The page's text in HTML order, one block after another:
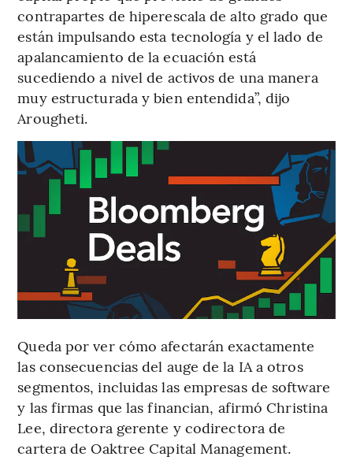
contrapartes de hiperescala de alto grado que
están impulsando esta tecnología y el lado de
apalancamiento de la ecuación está
sucediendo a nivel de activos de una manera
muy estructurada y bien entendida”, dijo
Arougheti.
Queda por ver cómo afectarán exactamente
las consecuencias del auge de la IA a otros
segmentos, incluidas las empresas de software
y las firmas que las financian, afirmó Christina
Lee, directora gerente y codirectora de
cartera de Oaktree Capital Management.